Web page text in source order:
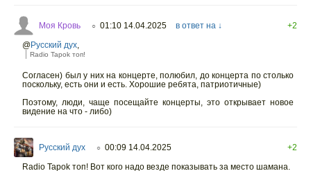
Моя Кровь ○ 01:10 14.04.2025 в ответ на ↓
+2
@Русский дух,
Radio Tapok топ!
Согласен) был у них на концерте, полюбил, до концерта по столько
поскольку, есть они и есть. Хорошие ребята, патриотичные)
Поэтому, люди, чаще посещайте концерты, это открывает новое
видение на что - либо)
Русский дух ○ 00:09 14.04.2025
+2
Radio Tapok топ! Вот кого надо везде показывать за место шамана.